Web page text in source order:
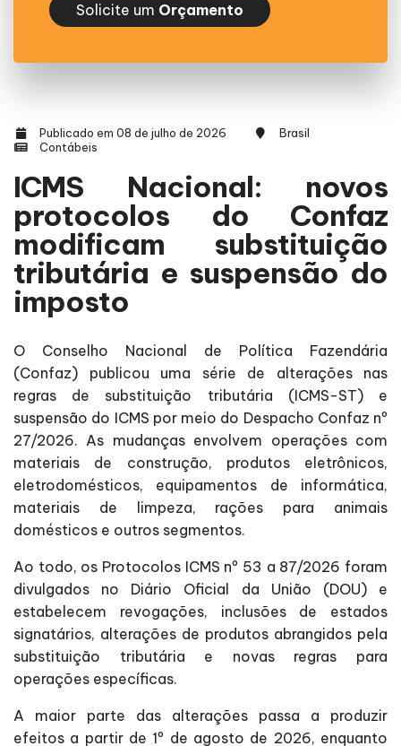
Solicite um Orçamento
Publicado em 08 de julho de 2026
Brasil
Contábeis
ICMS Nacional: novos
protocolos do Confaz
modificam substituição
tributária e suspensão do
imposto
O Conselho Nacional de Política Fazendária
(Confaz) publicou uma série de alterações nas
regras de substituição tributária (ICMS-ST) e
suspensão do ICMS por meio do Despacho Confaz nº
27/2026. As mudanças envolvem operações com
materiais de construção, produtos eletrônicos,
eletrodomésticos, equipamentos de informática,
materiais de limpeza, rações para animais
domésticos e outros segmentos.
Ao todo, os Protocolos ICMS nº 53 a 87/2026 foram
divulgados no Diário Oficial da União (DOU) e
estabelecem revogações, inclusões de estados
signatários, alterações de produtos abrangidos pela
substituição tributária e novas regras para
operações específicas.
A maior parte das alterações passa a produzir
efeitos a partir de 1º de agosto de 2026, enquanto